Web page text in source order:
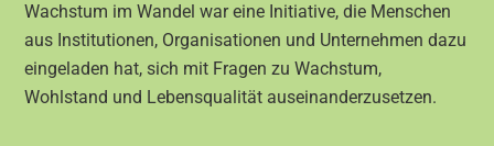
Wachstum im Wandel war eine Initiative, die Menschen
aus Institutionen, Organisationen und Unternehmen dazu
eingeladen hat, sich mit Fragen zu Wachstum,
Wohlstand und Lebensqualität auseinanderzusetzen.